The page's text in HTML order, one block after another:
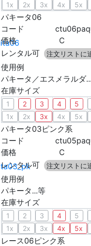
1x
2x 3x 4x 5x
パキータ06
コード
価格
C
レンタル可
注文リストに
使用例
パキータ／エスメラルダ
在庫サイズ
1 2 3 4 5
1x
2x 3x 4x 5x
パキータ03ピンク系
コード
価格
C
レンタル可
注文リストに
使用例
パキータ...等
在庫サイズ
1 2 3 4 5
1x
2x 3x 4x 5x
レース06ピンク系